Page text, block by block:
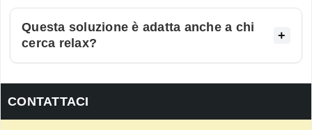
Questa soluzione è adatta anche a chi
cerca relax?
CONTATTACI